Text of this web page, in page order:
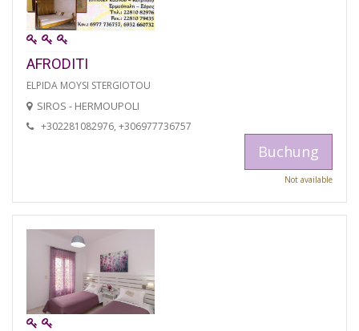
AFRODITI
ELPIDA MOYSI STERGIOTOU
SIROS - HERMOUPOLI
+302281082976, +306977736757
Buchung
Not available